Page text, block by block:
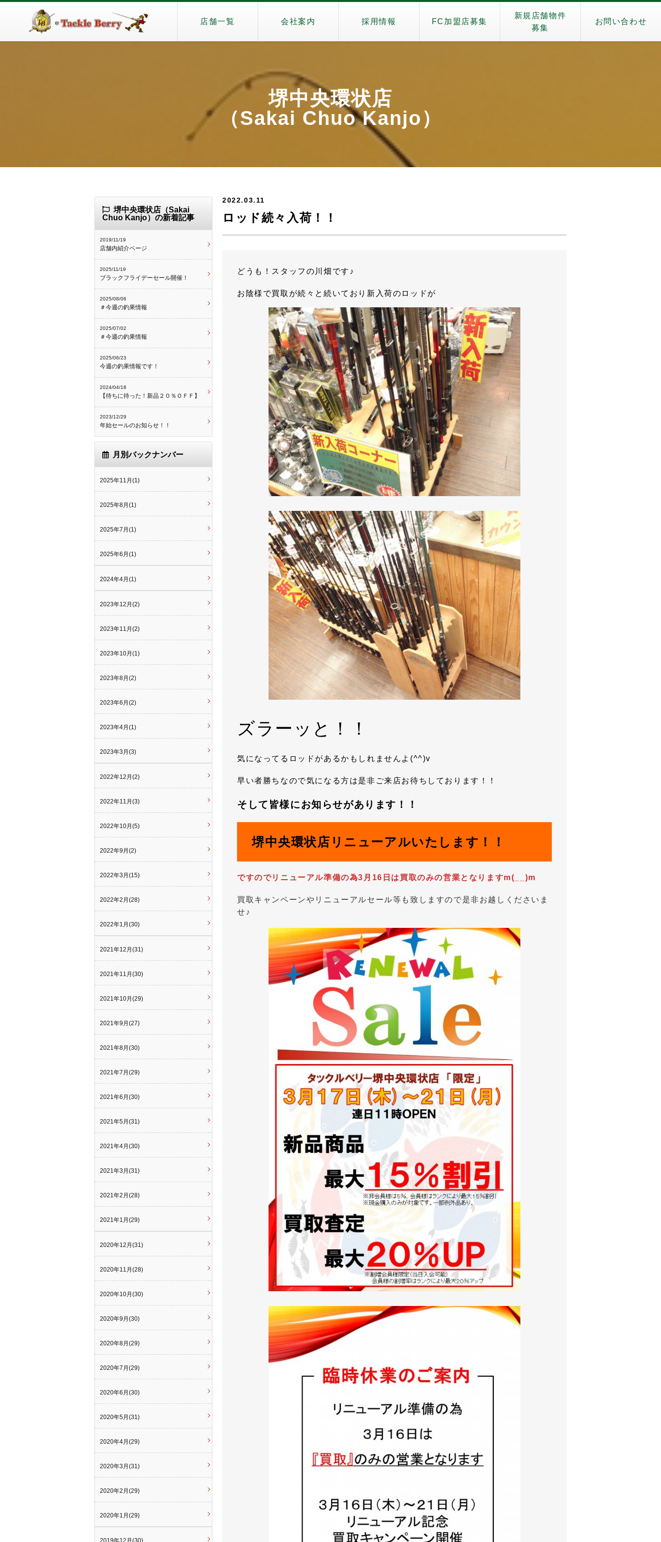
店舗一覧 会社案内 採用情報 FC加盟店募集
新規店舗物件
募集
お問い合わせ
堺中央環状店
（Sakai Chuo Kanjo）
2022.03.11
ロッド続々入荷！！
どうも！スタッフの川畑です♪
お陰様で買取が続々と続いており新入荷のロッドが
ズラーッと！！
気になってるロッドがあるかもしれませんよ(^^)v
早い者勝ちなので気になる方は是非ご来店お待ちしております！！
そして皆様にお知らせがあります！！
堺中央環状店リニューアルいたします！！
ですのでリニューアル準備の為3月16日は買取のみの営業となりますm(__)m
買取キャンペーンやリニューアルセール等も致しますので是非お越しくださいま
せ♪
堺中央環状店（Sakai
Chuo Kanjo）の新着記事
2019/11/19
店舗内紹介ページ
2025/11/19
ブラックフライデーセール開催！
2025/08/06
＃今週の釣果情報
2025/07/02
＃今週の釣果情報
2025/06/23
今週の釣果情報です！
2024/04/18
【待ちに待った！新品２０％ＯＦＦ】
2023/12/29
年始セールのお知らせ！！
月別バックナンバー
2025年11月(1)
2025年8月(1)
2025年7月(1)
2025年6月(1)
2024年4月(1)
2023年12月(2)
2023年11月(2)
2023年10月(1)
2023年8月(2)
2023年6月(2)
2023年4月(1)
2023年3月(3)
2022年12月(2)
2022年11月(3)
2022年10月(5)
2022年9月(2)
2022年3月(15)
2022年2月(28)
2022年1月(30)
2021年12月(31)
2021年11月(30)
2021年10月(29)
2021年9月(27)
2021年8月(30)
2021年7月(29)
2021年6月(30)
2021年5月(31)
2021年4月(30)
2021年3月(31)
2021年2月(28)
2021年1月(29)
2020年12月(31)
2020年11月(28)
2020年10月(30)
2020年9月(30)
2020年8月(29)
2020年7月(29)
2020年6月(30)
2020年5月(31)
2020年4月(29)
2020年3月(31)
2020年2月(29)
2020年1月(29)
2019年12月(30)